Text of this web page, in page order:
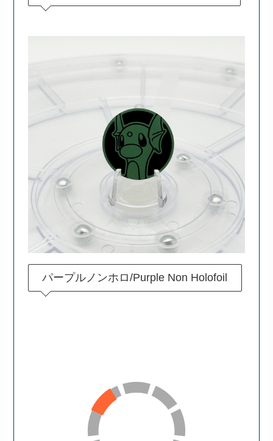
パープルノンホロ/Purple Non Holofoil